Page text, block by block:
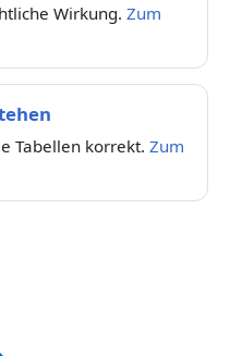
Wirkung. Zum
Tabellen korrekt. Zum